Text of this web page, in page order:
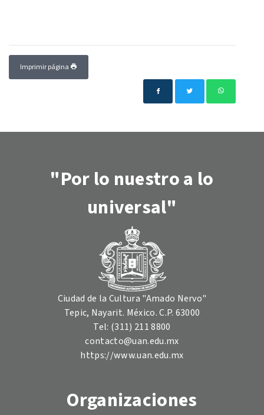
Imprimir página
"Por lo nuestro a lo
universal"
Ciudad de la Cultura "Amado Nervo"
Tepic, Nayarit. México. C.P. 63000
Tel: (311) 211 8800
contacto@uan.edu.mx
https://www.uan.edu.mx
Organizaciones